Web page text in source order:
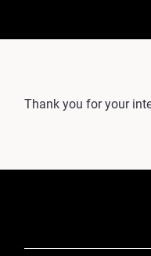
Thank you for your